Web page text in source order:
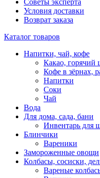
Советы эксперта
Условия доставки
Возврат заказа
Каталог товаров
Напитки, чай, кофе
Какао, горячий
Кофе в зёрнах,
Напитки
Соки
Чай
Вода
Для дома, сада, бани
Инвентарь для
Блинчики
Вареники
Замороженные овощи
Колбасы, сосиски,
Вареные